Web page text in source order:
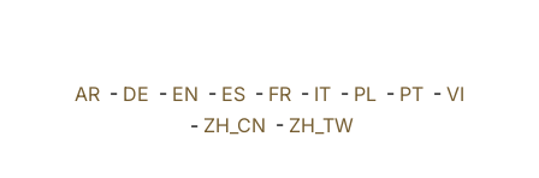
العربيّة AR - DE - EN - ES - FR - IT - PL - PT - VI
- ZH_CN - ZH_TW